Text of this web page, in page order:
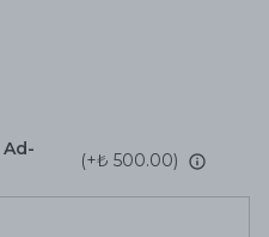
Ad-
(+₺ 500.00)